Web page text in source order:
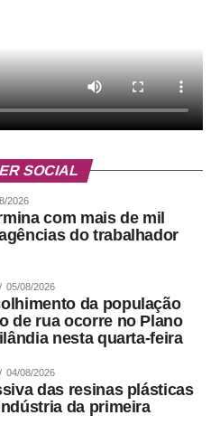
SOCIAL
2026
com mais de mil
do trabalhador
05/08/2026
da população
de rua ocorre no Plano
nesta quarta-feira
04/08/2026
das resinas plásticas
da primeira